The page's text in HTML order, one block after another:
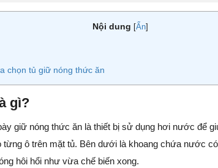
Nội dung [Ẩn]
chọn tủ giữ nóng thức ăn
gì?
giữ nóng thức ăn là thiết bị sử dụng hơi nước để
ô trên mặt tủ. Bên dưới là khoang chứa nước
hôi hổi như vừa chế biến xong.